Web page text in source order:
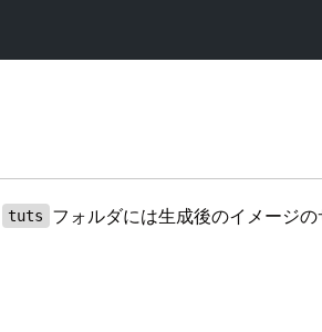
tuts
フォルダには生成後のイメージ